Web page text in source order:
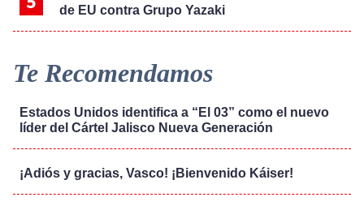
de EU contra Grupo Yazaki
Te Recomendamos
Estados Unidos identifica a “El 03” como el nuevo
líder del Cártel Jalisco Nueva Generación
¡Adiós y gracias, Vasco! ¡Bienvenido Káiser!